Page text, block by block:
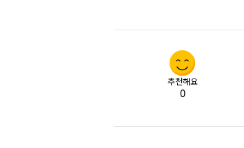
추천해요
0